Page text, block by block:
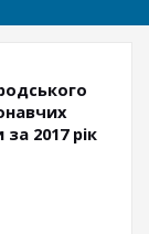
2017 рік